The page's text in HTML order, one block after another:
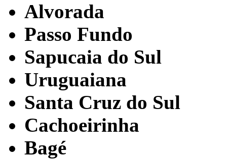
Alvorada
Passo Fundo
Sapucaia do Sul
Uruguaiana
Santa Cruz do Sul
Cachoeirinha
Bagé